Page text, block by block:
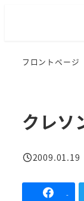
フロントページ
クレソ
投稿日
2009.01.19
-